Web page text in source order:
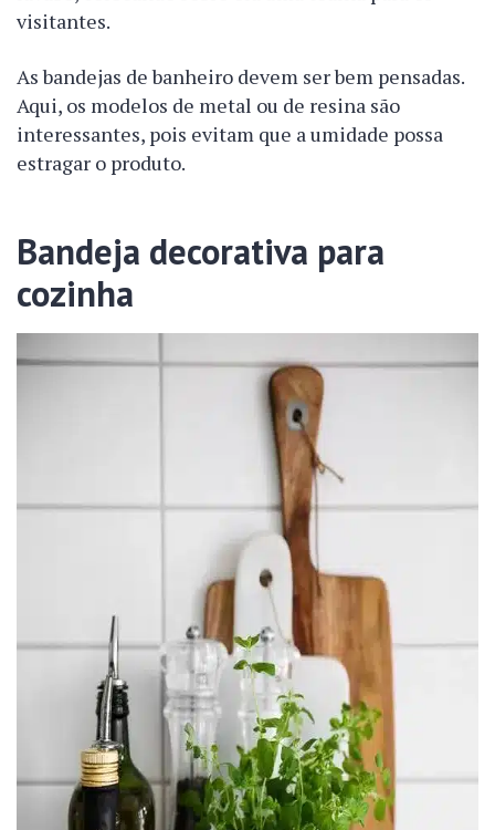
visitantes.
As bandejas de banheiro devem ser bem pensadas.
Aqui, os modelos de metal ou de resina são
interessantes, pois evitam que a umidade possa
estragar o produto.
Bandeja decorativa para
cozinha